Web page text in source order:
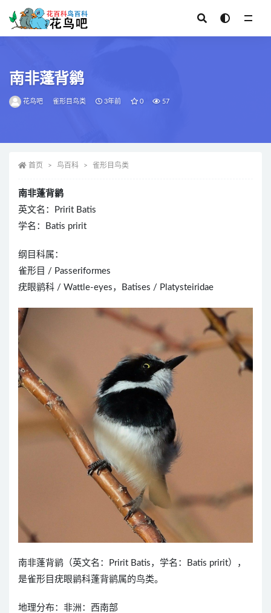
南非蓬背鹟
花鸟吧 雀形目鸟类 3年前 0 57
首页 鸟百科 雀形目鸟类
南非蓬背鹟
英文名：Pririt Batis
学名：Batis pririt
纲目科属：
雀形目 / Passeriformes
疣眼鹟科 / Wattle-eyes，Batises / Platysteiridae
南非蓬背鹟（英文名：Pririt Batis，学名：Batis pririt），
是雀形目疣眼鹟科蓬背鹟属的鸟类。
地理分布：非洲：西南部